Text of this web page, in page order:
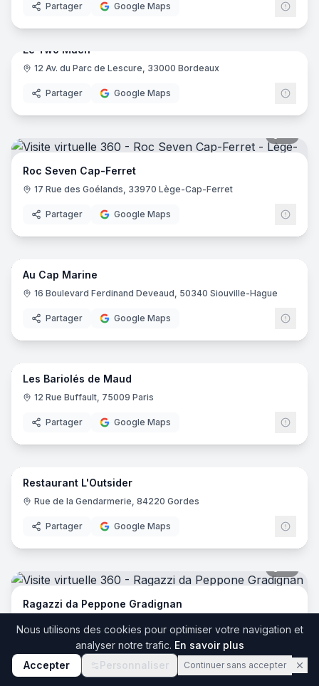
Partager Google Maps
24
Le Two Much
12 Av. du Parc de Lescure, 33000 Bordeaux
Partager Google Maps
Roc Seven Cap-Ferret
17 Rue des Goélands, 33970 Lège-Cap-Ferret
Partager Google Maps
12
Au Cap Marine
16 Boulevard Ferdinand Deveaud, 50340 Siouville-Hague
Partager Google Maps
7
Les Bariolés de Maud
12 Rue Buffault, 75009 Paris
Partager Google Maps
7
Restaurant L'Outsider
Rue de la Gendarmerie, 84220 Gordes
Partager Google Maps
Ragazzi da Peppone Gradignan
Partager Google Maps
11
Nous utilisons des cookies pour optimiser votre navigation et
analyser notre trafic. En savoir plus
Accepter
Personnaliser Continuer sans accepter